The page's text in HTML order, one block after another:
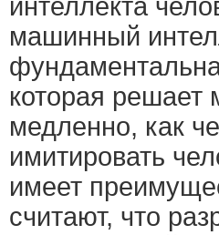
интеллекта
машинный
которая решает
медленно, как
имитировать
имеет
считают, что